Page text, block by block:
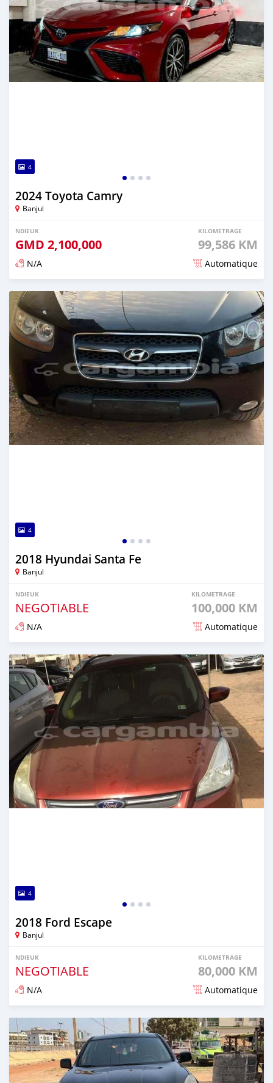
4
2024 Toyota Camry
Banjul
NDIEUK
GMD 2,100,000
KILOMETRAGE
99,586 KM
N/A Automatique
Dougal na niou ko depuis over 1 years
4
2018 Hyundai Santa Fe
Banjul
NDIEUK
NEGOTIABLE
KILOMETRAGE
100,000 KM
N/A Automatique
Dougal na niou ko depuis over 1 years
4
2018 Ford Escape
Banjul
NDIEUK
NEGOTIABLE
KILOMETRAGE
80,000 KM
N/A Automatique
Dougal na niou ko depuis over 1 years